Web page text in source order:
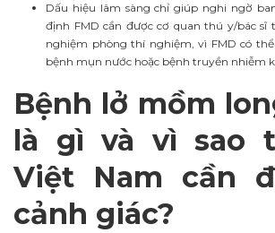
Dấu hiệu lâm sàng chỉ giúp nghi ngờ
định FMD cần được cơ quan thú y/bác sĩ
nghiệm phòng thí nghiệm, vì FMD có
bệnh mụn nước hoặc bệnh truyền nhiễm
Bệnh lở mồm
là gì và vì sao
Việt Nam cần
cảnh giác?